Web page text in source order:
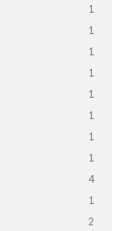
1
1
1
1
1
1
1
1
4
1
2